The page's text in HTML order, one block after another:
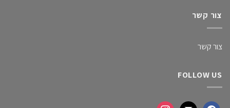
צור קשר
צור קשר
FOLLOW US